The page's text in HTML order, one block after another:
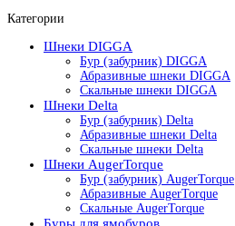
Категории
Шнеки DIGGA
Бур (забурник) DIGGA
Абразивные шнеки DIGGA
Скальные шнеки DIGGA
Шнеки Delta
Бур (забурник) Delta
Абразивные шнеки Delta
Скальные шнеки Delta
Шнеки AugerTorque
Бур (забурник) AugerTorque
Абразивные AugerTorque
Скальные AugerTorque